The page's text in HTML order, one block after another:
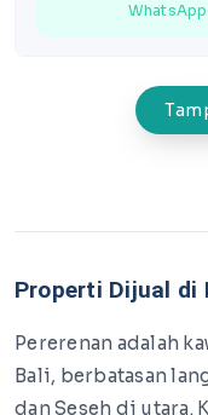
WhatsApp
Properti Dijual di
Pererenan adalah
Bali, berbatasan
dan Seseh di utara.